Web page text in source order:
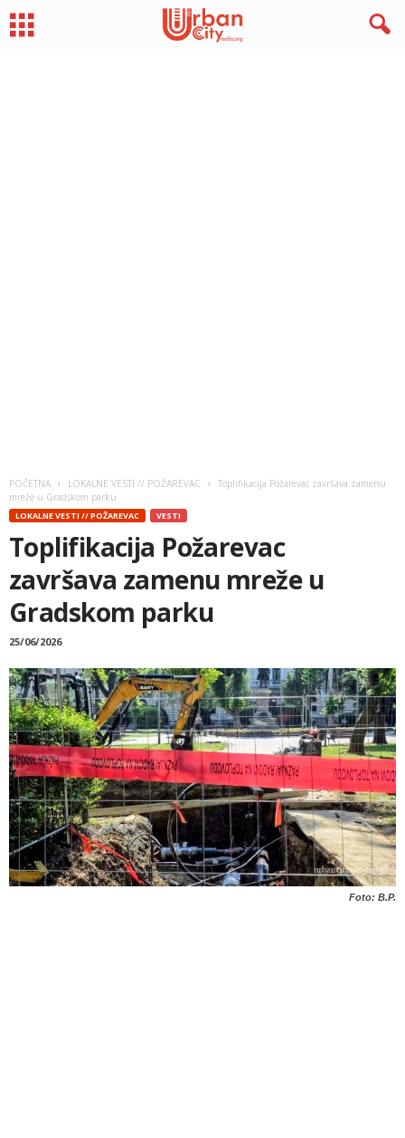
POČETNA LOKALNE VESTI // POŽAREVAC
Toplifikacija Požarevac završava zamenu
mreže u Gradskom parku
LOKALNE VESTI // POŽAREVAC VESTI
Toplifikacija Požarevac
završava zamenu mreže u
Gradskom parku
25/06/2026
Foto: B.P.